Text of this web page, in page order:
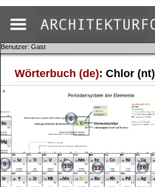
Benutzer: Gast
Wörterbuch (de): Chlor (nt)
6
9 10 12 16